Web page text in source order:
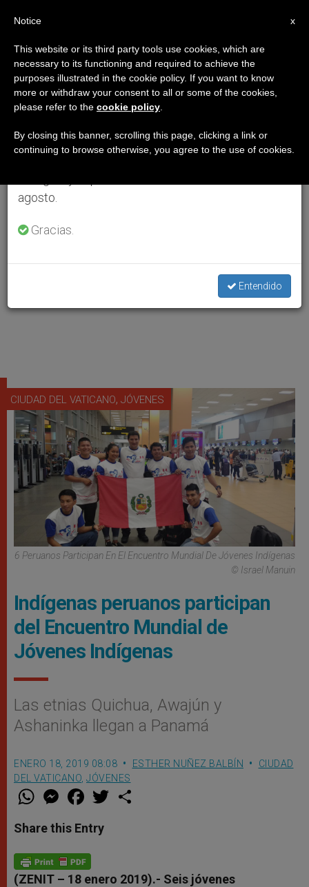
CIUDAD DEL VATICANO, JÓVENES
6 Peruanos Participan En El Encuentro Mundial De Jóvenes Indígenas
© Israel Manuin
Indígenas peruanos participan
del Encuentro Mundial de
Jóvenes Indígenas
Las etnias Quichua, Awajún y
Ashaninka llegan a Panamá
ENERO 18, 2019 08:08 ESTHER NUÑEZ BALBÍN
CIUDAD
DEL VATICANO JÓVENES
W
t
s
p
p
M
e
s
e
g
e
r
F
a
e
b
o
k
w
Share this Entry
(ZENIT – 18 enero 2019).- Seis jóvenes
×
Aviso importante
Del 27 de julio al 7 de agosto haremos la pausa
anual, aprovechando que en el periodo de verano
se generan menos informaciones y también el
agosto.
Gracias.
Entendido
x
Notice
This website or its third party tools use cookies, which are
necessary to its functioning and required to achieve the
purposes illustrated in the cookie policy. If you want to know
more or withdraw your consent to all or some of the cookies,
please refer to the cookie policy
By closing this banner, scrolling this page, clicking a link or
continuing to browse otherwise, you agree to the use of cookies.